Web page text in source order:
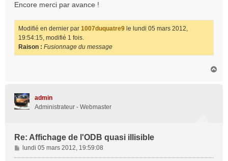
Encore merci par avance !
Modifié en dernier par 1007duquatre9 le lundi 05 mars 2012,
19:54:15, modifié 1 fois.
Raison : Fusionnage du message
admin
Administrateur - Webmaster
Re: Affichage de l'ODB quasi illisible
M
e
lundi 05 mars 2012, 19:59:08